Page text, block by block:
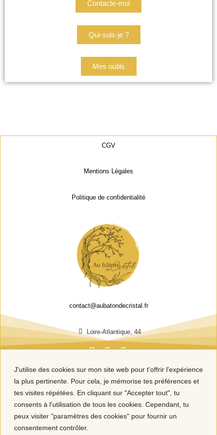
J'utilise des cookies sur mon site web pour t'offrir l'expérience
la plus pertinente. Pour cela, je mémorise tes préférences et
tes visites répétées. En cliquant sur "Accepter tout", tu
consents à l'utilisation de tous les cookies. Cependant, tu
peux visiter "paramètres des cookies" pour fournir un
consentement contrôler.
Contacte-moi
Qui-suis-je ?
Mes outils
CGV
Mentions Légales
Politique de confidentialité
contact@aubatondecristal.fr
Loire-Atlantique, 44